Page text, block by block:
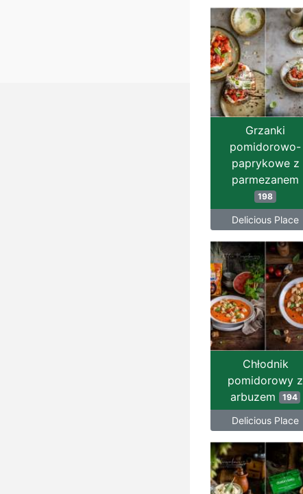
Grzanki
pomidorowo-
paprykowe z
parmezanem
198
Delicious Place
Chłodnik
pomidorowy z
arbuzem
194
Delicious Place